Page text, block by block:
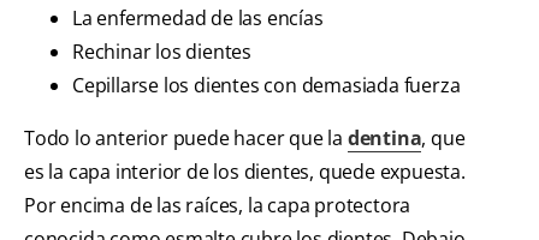
La enfermedad de las encías
Rechinar los dientes
Cepillarse los dientes con demasiada fuerza
Todo lo anterior puede hacer que la dentina, que
es la capa interior de los dientes, quede expuesta.
Por encima de las raíces, la capa protectora